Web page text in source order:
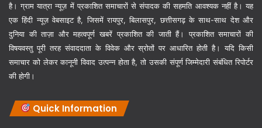
है। ग्राम यात्रा न्यूज़ में प्रकाशित समाचारों से संपादक की सहमति आवश्यक नहीं है। यह
एक हिंदी न्यूज़ वेबसाइट है, जिसमें रायपुर, बिलासपुर, छत्तीसगढ़ के साथ-साथ देश और
दुनिया की ताज़ा और महत्वपूर्ण खबरें प्रकाशित की जाती हैं। प्रकाशित समाचारों की
विषयवस्तु पूरी तरह संवाददाता के विवेक और स्रोतों पर आधारित होती है। यदि किसी
समाचार को लेकर कानूनी विवाद उत्पन्न होता है, तो उसकी संपूर्ण जिम्मेदारी संबंधित रिपोर्टर
की होगी।
Quick Information